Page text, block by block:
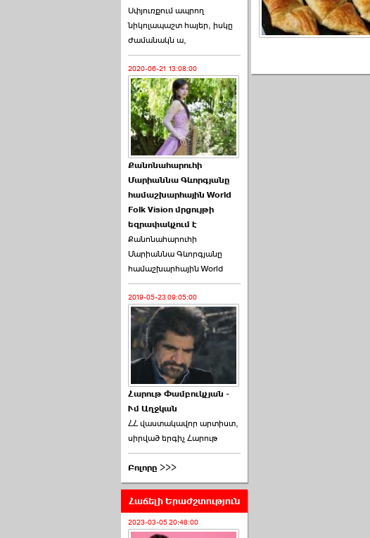
Պաշտոնակռիվը սկսված
է. «Հրապարակ» ›››
2026-06-25 17:13:00
ԱԺ նախագահի
թեկնածու է ընտրվել
Ռուբեն Ռուբինյանը ›››
2026-06-23 21:28:00
«Ժողովուրդ»-ը
հերթական ›››
2026-06-21 23:00:00
armlur.ՔՊ-ի ներսում
սպասում են ›››
Սփյուռքում ապրող
նիկոլապաշտ հայեր, իսկը
ժամանակն ա,
2020-06-21 13:08:00
Քանոնահարուհի
Մարիաննա Գևորգյանը
համաշխարհային World
Folk Vision մրցույթի
եզրափակչում է
Քանոնահարուհի
Մարիաննա Գևորգյանը
համաշխարհային World
2019-05-23 09:05:00
Հարութ Փամբուկչյան -
Ւմ Աղջկան
ՀՀ վաստակավոր արտիստ,
սիրված երգիչ Հարութ
Բոլորը >>>
Հաճելի Երաժշտություն
2023-03-05 20:48:00